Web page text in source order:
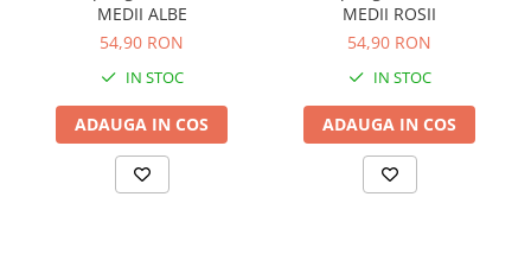
MEDII ALBE
54,90 RON
IN STOC
ADAUGA IN COS
MEDII ROSII
54,90 RON
IN STOC
ADAUGA IN COS